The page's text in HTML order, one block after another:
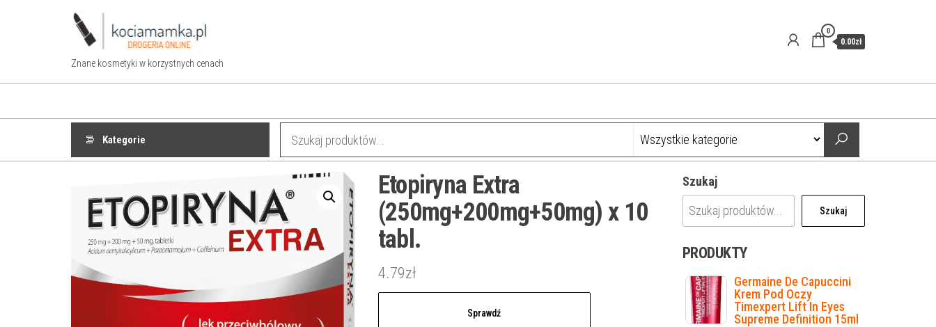
Znane kosmetyki w korzystnych cenach
0
0.00zł
Kategorie
Etopiryna Extra
(250mg+200mg+50mg) x 10
tabl.
4.79zł
Sprawdź
Szukaj
Szukaj
PRODUKTY
Germaine De Capuccini
Krem Pod Oczy
Timexpert Lift In Eyes
Supreme Definition 15ml